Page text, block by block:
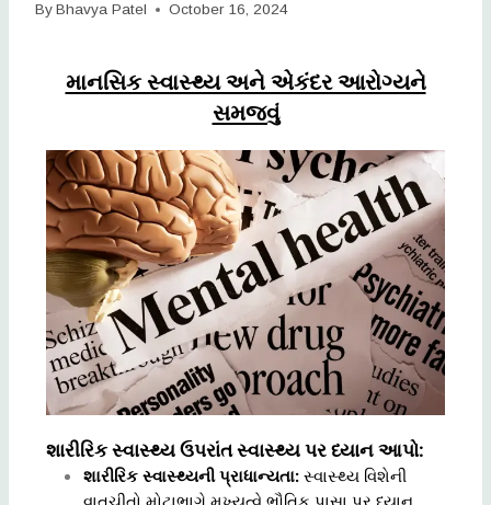
By Bhavya Patel October 16, 2024
માનસિક સ્વાસ્થ્ય અને એકંદર આરોગ્યને
સમજવું
શારીરિક સ્વાસ્થ્ય ઉપરાંત સ્વાસ્થ્ય પર ધ્યાન આપો:
શારીરિક સ્વાસ્થ્યની પ્રાધાન્યતા: સ્વાસ્થ્ય વિશેની